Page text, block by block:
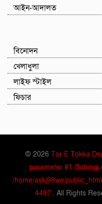
আইন-আদালত
বিনোদন
খেলাধুলা
লাইফ স্টাইল
ফিচার
© 2026 Tor E Tokka
parameter #1
/home/askj98we/
4487 . All Rights